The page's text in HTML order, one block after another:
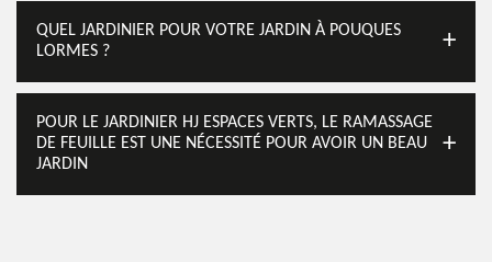
QUEL JARDINIER POUR VOTRE JARDIN À POUQUES
LORMES ?
POUR LE JARDINIER HJ ESPACES VERTS, LE RAMASSAGE
DE FEUILLE EST UNE NÉCESSITÉ POUR AVOIR UN BEAU
JARDIN